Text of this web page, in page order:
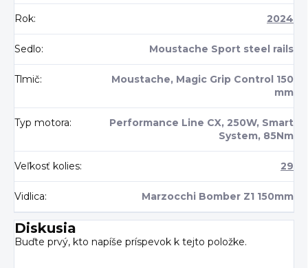
Rok: 2024
Sedlo: Moustache Sport steel rails
Tlmič:
Moustache, Magic Grip Control 150
mm
Typ motora:
Performance Line CX, 250W, Smart
System, 85Nm
Veľkosť kolies: 29
Vidlica: Marzocchi Bomber Z1 150mm
Diskusia
Buďte prvý, kto napíše príspevok k tejto položke.